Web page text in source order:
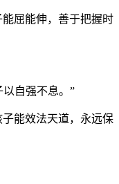
屈能伸，善于把握时
以自强不息。”
能效法天道，永远保